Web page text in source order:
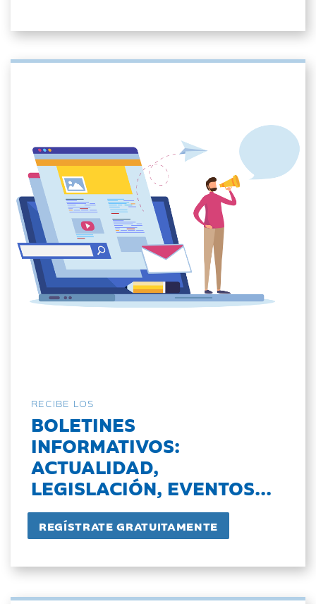
RECIBE LOS
BOLETINES
INFORMATIVOS:
ACTUALIDAD,
LEGISLACIÓN, EVENTOS...